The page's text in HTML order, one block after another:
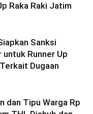
Raka Raki Jatim
Sanksi
Runner Up
Dugaan
dan Tipu Warga Rp